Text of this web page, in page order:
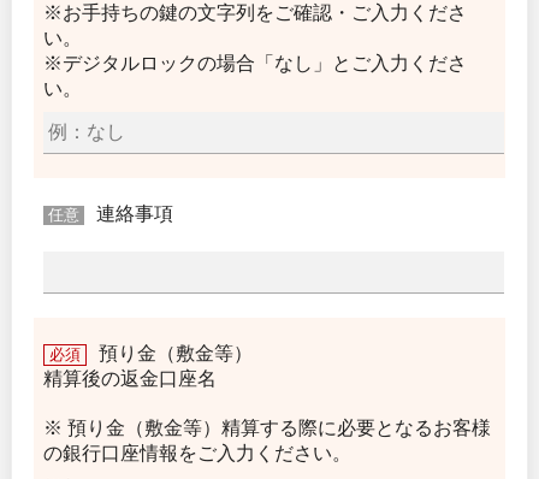
※お手持ちの鍵の文字列をご確認・ご入力くださ
い。
※デジタルロックの場合「なし」とご入力くださ
い。
任意 連絡事項
必須
預り金（敷金等）
精算後の返金口座名
※ 預り金（敷金等）精算する際に必要となるお客様
の銀行口座情報をご入力ください。